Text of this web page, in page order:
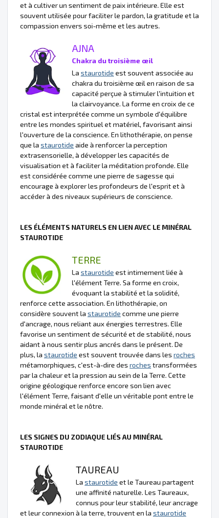
et à cultiver un sentiment de paix intérieure. Elle est
souvent utilisée pour faciliter le pardon, la gratitude et la
compassion envers soi-même et les autres.
AJNA
Chakra du troisième œil
La staurotide est souvent associée au
chakra du troisième œil en raison de sa
capacité perçue à stimuler l'intuition et
la clairvoyance. La forme en croix de ce
cristal est interprétée comme un symbole d'équilibre
entre les mondes spirituel et matériel, favorisant ainsi
l'ouverture de la conscience. En lithothérapie, on pense
que la staurotide aide à renforcer la perception
extrasensorielle, à développer les capacités de
visualisation et à faciliter la méditation profonde. Elle
est considérée comme une pierre de sagesse qui
encourage à explorer les profondeurs de l'esprit et à
accéder à des niveaux supérieurs de conscience.
LES ÉLÉMENTS NATURELS EN LIEN AVEC LE MINÉRAL
STAUROTIDE
TERRE
La staurotide est intimement liée à
l'élément Terre. Sa forme en croix,
évoquant la stabilité et la solidité,
renforce cette association. En lithothérapie, on
considère souvent la staurotide comme une pierre
d'ancrage, nous reliant aux énergies terrestres. Elle
favorise un sentiment de sécurité et de stabilité, nous
aidant à nous sentir plus ancrés dans le présent. De
plus, la staurotide est souvent trouvée dans les roches
métamorphiques, c'est-à-dire des roches transformées
par la chaleur et la pression au sein de la Terre. Cette
origine géologique renforce encore son lien avec
l'élément Terre, faisant d'elle un véritable pont entre le
monde minéral et le nôtre.
LES SIGNES DU ZODIAQUE LIÉS AU MINÉRAL
STAUROTIDE
TAUREAU
La staurotide et le Taureau partagent
une affinité naturelle. Les Taureaux,
connus pour leur stabilité, leur ancrage
et leur connexion à la terre, trouvent en la staurotide